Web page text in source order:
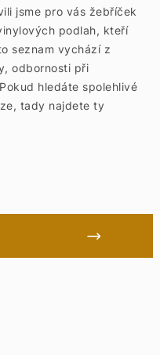
jsme pro vás žebříček
podlah, kteří
seznam vychází z
odbornosti při
hledáte spolehlivé
tady najdete ty